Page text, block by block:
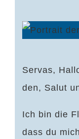
Servas,
den, Salut
Ich bin die
dass du